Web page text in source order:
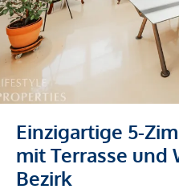
Einzigartige 5-
mit Terrasse und
Bezirk